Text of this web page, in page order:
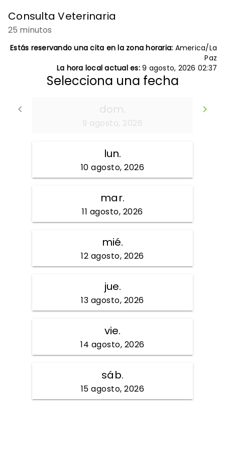
Consulta Veterinaria
25 minutos
Estás reservando una cita en la zona horaria: America/La
Paz
La hora local actual es:9 agosto, 2026 02:37
Selecciona una fecha
keyboard_arrow_left keyboard_arrow_right
dom.
9 agosto, 2026
lun.
10 agosto, 2026
mar.
11 agosto, 2026
mié.
12 agosto, 2026
jue.
13 agosto, 2026
vie.
14 agosto, 2026
sáb.
15 agosto, 2026